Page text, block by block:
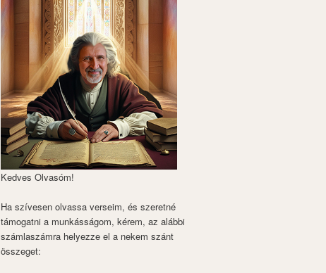
Kedves Olvasóm!
Ha szívesen olvassa verseim, és szeretné
támogatni a munkásságom, kérem, az alábbi
számlaszámra helyezze el a nekem szánt
összeget: